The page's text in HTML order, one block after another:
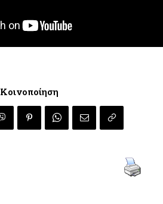
Κοινοποίηση